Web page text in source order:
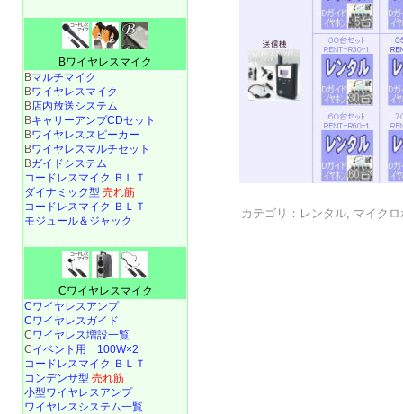
カテゴリ： レンタル, マイク
Bワイヤレスマイク
Bマルチマイク
Bワイヤレスマイク
B店内放送システム
BキャリーアンプCDセット
Bワイヤレススピーカー
Bワイヤレスマルチセット
Bガイドシステム
コードレスマイク ＢＬＴ
ダイナミック型 売れ筋
コードレスマイク ＢＬＴ
モジュール＆ジャック
Cワイヤレスマイク
Cワイヤレスアンプ
Cワイヤレスガイド
Cワイヤレス増設一覧
Cイベント用 100W×2
コードレスマイク ＢＬＴ
コンデンサ型 売れ筋
小型ワイヤレスアンプ
ワイヤレスシステム一覧